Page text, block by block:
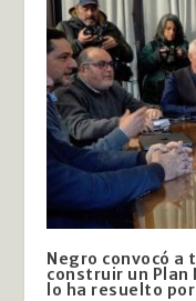
Negro convocó a
construir un Plan
lo ha resuelto